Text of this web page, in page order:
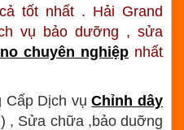
tốt nhất . Hải Grand
vụ bảo dưỡng , sửa
chuyên nghiệp nhất
Cấp Dịch vụChỉnh dây
, Sửa chữa ,bảo duỡng